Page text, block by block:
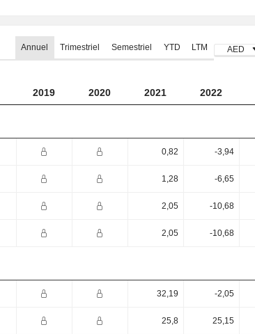
Annuel Trimestriel Semestriel YTD LTM AED
2019 2020 2021 2022
0,82 -3,94
1,28 -6,65
2,05 -10,68
2,05 -10,68
32,19 -2,05
25,8 25,15